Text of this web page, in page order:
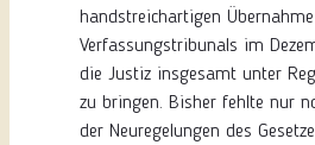
handstreichartigen
Verfassungstribunals im
die Justiz insgesamt unter
zu bringen. Bisher fehlte nur
der Neuregelungen des